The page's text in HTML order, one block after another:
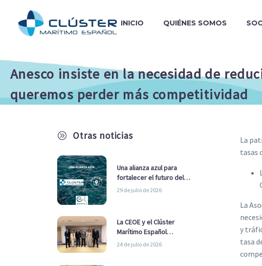
INICIO QUIÉNES SOMOS
Anesco insiste en la necesidad de
queremos perder más competitividad
A Otras noticias
Una alianza azul para
fortalecer el futuro del
sector marítimo
29 de julio de 2026
La CEOE y el Clúster
Marítimo Español
refuerzan su alianza para
24 de julio de 2026
La
tasas
La
y
tasa